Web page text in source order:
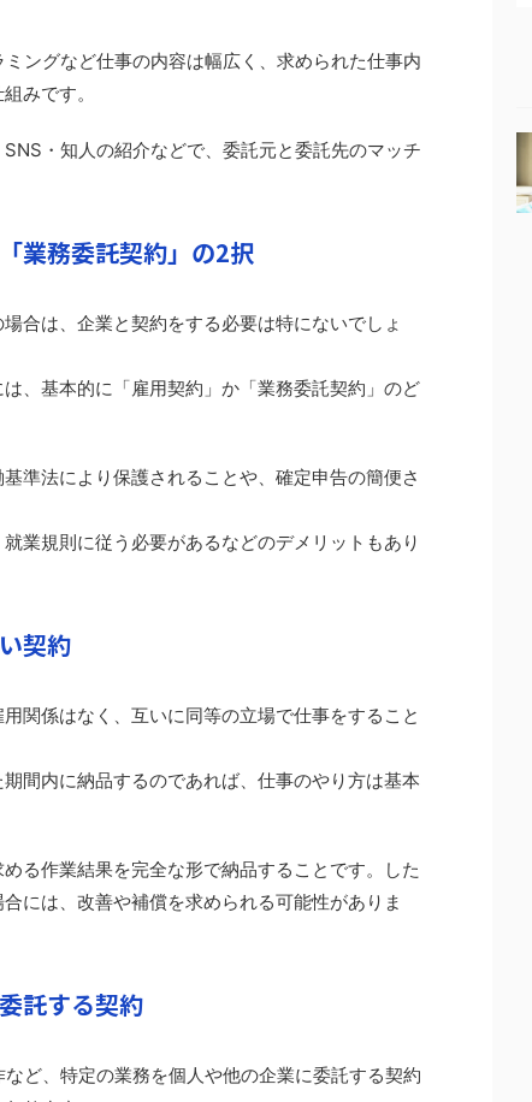
ングなど仕事の内容は幅広く、求められた仕事内
みです。
・知人の紹介などで、委託元と委託先のマッチ
業務委託契約」の2択
合は、企業と契約をする必要は特にないでしょ
、基本的に「雇用契約」か「業務委託契約」のど
準法により保護されることや、確定申告の簡便さ
業規則に従う必要があるなどのデメリットもあり
契約
関係はなく、互いに同等の立場で仕事をすること
間内に納品するのであれば、仕事のやり方は基本
る作業結果を完全な形で納品することです。した
には、改善や補償を求められる可能性がありま
託する契約
ど、特定の業務を個人や他の企業に委託する契約